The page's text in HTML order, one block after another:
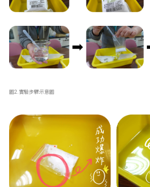
圖2.實驗步驟示意圖